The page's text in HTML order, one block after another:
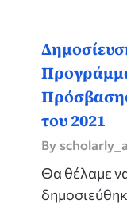
του 2021
By
Θα θέλαμε